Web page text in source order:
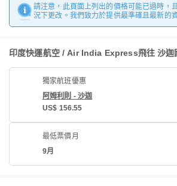
請注意，此頁面上列出的價格可能已過時，
況下更改。我們致力於提供最準確且最新的
印度快運航空 / Air India Express飛往 沙迦
獨家航班優惠
阿姆利則 - 沙迦
US$ 156.55
最低票價月
9月